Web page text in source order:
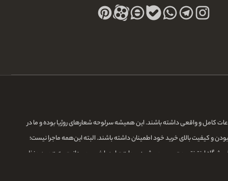
کامل و واقعی داشته باشند. این همیشه سرلوحه شعارهای روژیا بوده و ما در
و کیفیت بالای خرید خود اطمینان داشته باشند. البته این‌همه ماجرا نیست؛
اینترنتی محسوب می‌شود، و ما هم این را خوب می‌دانیم، به همین منظور
با خیال راحت به دستتان برسانیم و تجربه شیرین از خرید آنلاین رو برای شما